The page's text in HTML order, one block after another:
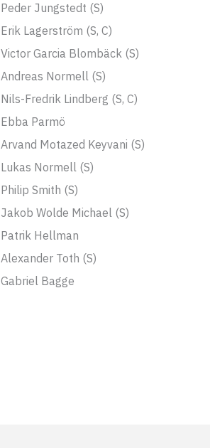
Peder Jungstedt (S)
Erik Lagerström (S, C)
Victor Garcia Blombäck (S)
Andreas Normell (S)
Nils-Fredrik Lindberg (S, C)
Ebba Parmö
Arvand Motazed Keyvani (S)
Lukas Normell (S)
Philip Smith (S)
Jakob Wolde Michael (S)
Patrik Hellman
Alexander Toth (S)
Gabriel Bagge